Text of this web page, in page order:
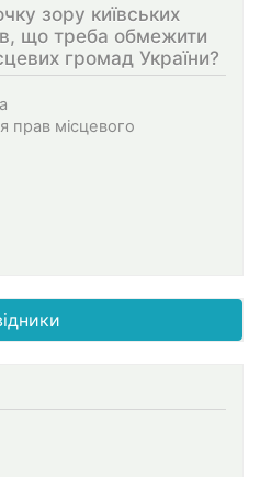
зору київських
що треба обмежити
громад України?
прав місцевого